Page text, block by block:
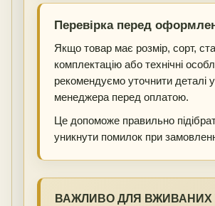
Перевірка перед
Якщо товар має розмір, сорт,
комплектацію або технічні
рекомендуємо уточнити деталі у
менеджера перед оплатою.
Це допоможе правильно
уникнути помилок при
ВАЖЛИВО ДЛЯ ВЖИВАНИХ